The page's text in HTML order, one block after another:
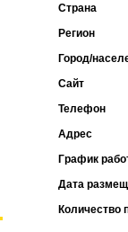
Страна
Регион
Город/
Сайт
Телефон
Адрес
График
Дата
Количество